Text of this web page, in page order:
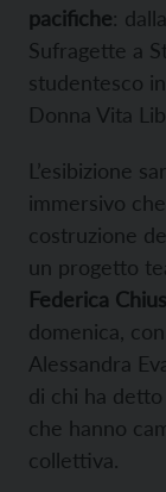
pacifiche:
Sufragette a
studentesco
Donna Vita
L’esibizione
immersivo
costruzione
un progetto
Federica
domenica,
Alessandra
di chi ha
che hanno
collettiva.